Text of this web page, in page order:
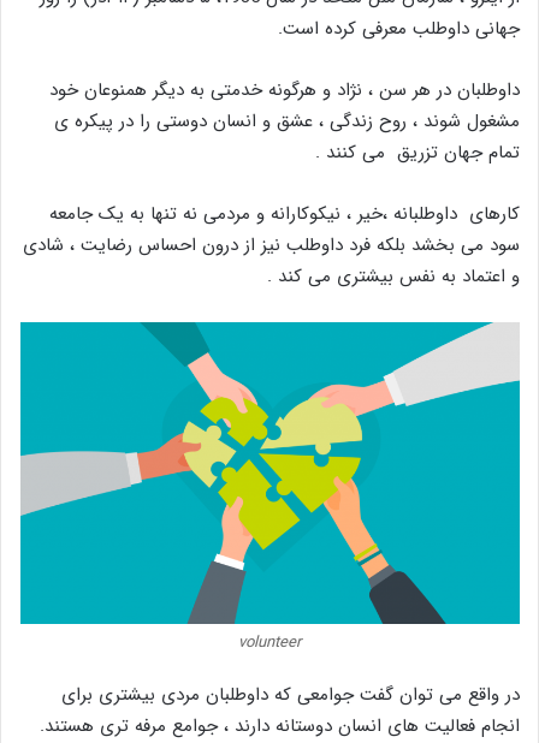
جهانی داوطلب معرفی کرده است.
داوطلبان در هر سن ، نژاد و هرگونه خدمتی به دیگر همنوعان خود
مشغول شوند ، روح زندگی ، عشق و انسان دوستی را در پیکره ی
تمام جهان تزریق می کنند .
کارهای داوطلبانه ،خیر ، نیکوکارانه و مردمی نه تنها به یک جامعه
سود می بخشد بلکه فرد داوطلب نیز از درون احساس رضایت ، شادی
و اعتماد به نفس بیشتری می کند .
volunteer
در واقع می توان گفت جوامعی که داوطلبان مردی بیشتری برای
انجام فعالیت های انسان دوستانه دارند ، جوامع مرفه تری هستند.